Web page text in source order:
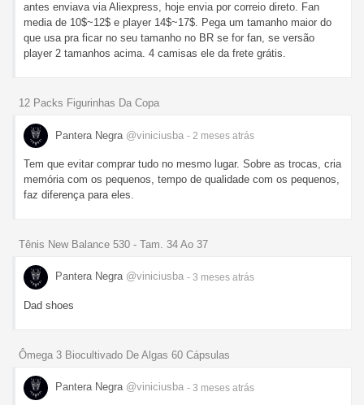
antes enviava via Aliexpress, hoje envia por correio direto. Fan
media de 10$~12$ e player 14$~17$. Pega um tamanho maior do
que usa pra ficar no seu tamanho no BR se for fan, se versão
player 2 tamanhos acima. 4 camisas ele da frete grátis.
12 Packs Figurinhas Da Copa
Pantera Negra @viniciusba - 2 meses atrás
Tem que evitar comprar tudo no mesmo lugar. Sobre as trocas, cria
memória com os pequenos, tempo de qualidade com os pequenos,
faz diferença para eles.
Tênis New Balance 530 - Tam. 34 Ao 37
Pantera Negra @viniciusba - 3 meses atrás
Dad shoes
Ômega 3 Biocultivado De Algas 60 Cápsulas
Pantera Negra @viniciusba - 3 meses atrás